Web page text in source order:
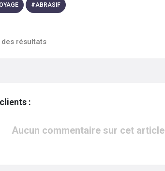
#ABRASIF
résultats
:
Aucun commentaire sur cet article